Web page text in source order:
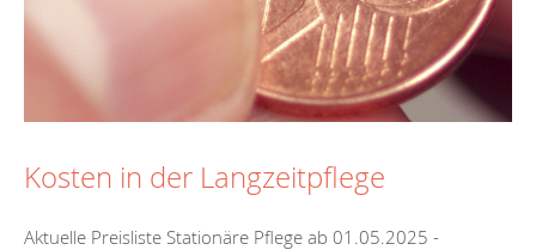
Kosten in der Langzeitpflege
Aktuelle Preisliste Stationäre Pflege ab 01.05.2025 -